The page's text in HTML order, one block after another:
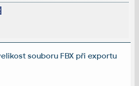
souboru FBX při exportu